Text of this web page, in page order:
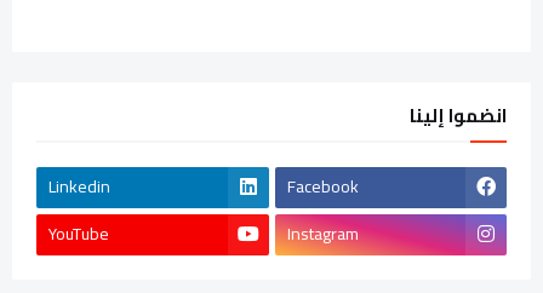
انضموا إلينا
Facebook
Linkedin
Instagram
YouTube